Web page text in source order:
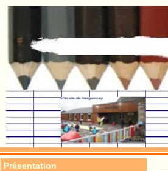
Présentation